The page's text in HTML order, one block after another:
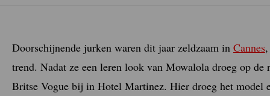
Doorschijnende jurken waren dit jaar zeldzaam in Cannes
trend. Nadat ze een leren look van Mowalola droeg op
Britse Vogue bij in Hotel Martinez. Hier droeg het model